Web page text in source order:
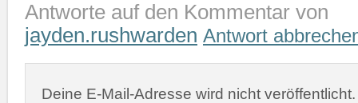
Antworte auf den Kommentar von
jayden.rushwarden Antwort
Deine E-Mail-Adresse wird nicht veröffentlicht.